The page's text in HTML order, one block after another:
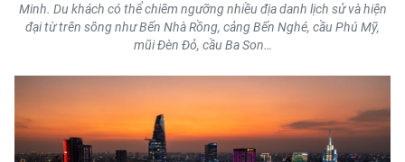
Minh. Du khách có thể chiêm ngưỡng nhiều địa danh lịch sử và hiện
đại từ trên sông như Bến Nhà Rồng, cảng Bến Nghé, cầu Phú Mỹ,
mũi Đèn Đỏ, cầu Ba Son…